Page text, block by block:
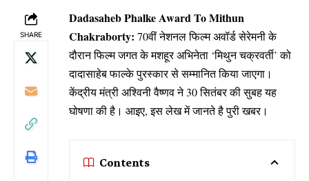
SHARE
Dadasaheb Phalke Award To Mithun
Chakraborty: 70वीं नेशनल फिल्म अवॉर्ड सेरेमनी के
दौरान फिल्म जगत के मशहूर अभिनेता ‘मिथुन चक्रवर्ती’ को
दादासाहेब फाल्के पुरस्कार से सम्मानित किया जाएगा।
केंद्रीय मंत्री अश्विनी वैष्णव ने 30 सितंबर की सुबह यह
घोषणा की है। आइए, इस लेख में जानते है पुरी खबर।
Contents